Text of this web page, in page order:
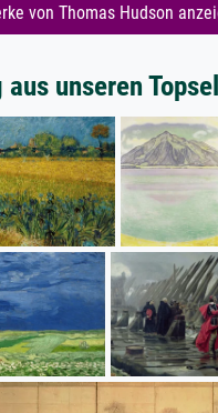
von Thomas Hudson
aus unseren